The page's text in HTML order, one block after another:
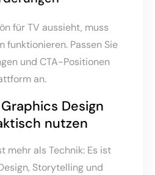
für TV aussieht, muss
funktionieren. Passen Sie
und CTA-Positionen
an.
Design
nutzen
mehr als Technik: Es ist
Storytelling und